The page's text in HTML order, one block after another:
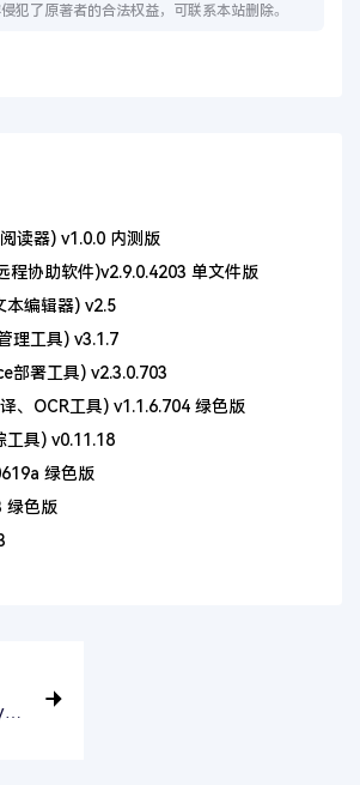
犯了原著者的合法权益，可联系本站删除。
读器) v1.0.0 内测版
协助软件)v2.9.0.4203 单文件版
编辑器) v2.5
理工具) v3.1.7
部署工具) v2.3.0.703
、OCR工具) v1.1.6.704 绿色版
工具) v0.11.18
绿色版
绿色版